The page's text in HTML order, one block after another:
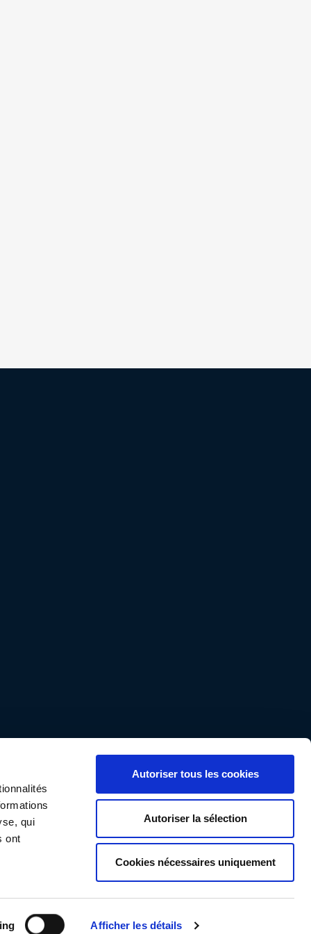
qui
ont
Afficher les détails
Autoriser tous les cookies
Autoriser la sélection
Cookies nécessaires uniquement